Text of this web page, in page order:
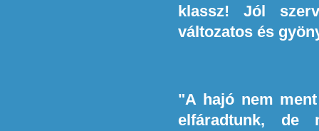
klassz! Jól
változatos és
"A hajó nem
elfáradtunk, de